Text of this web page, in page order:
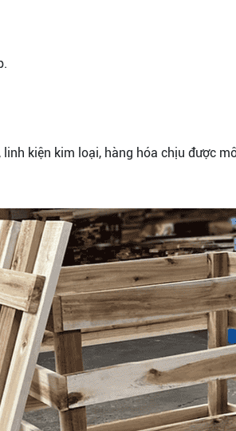
kiện kim loại, hàng hóa chịu được